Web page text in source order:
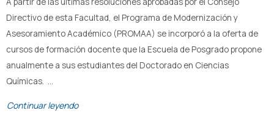
Directivo de esta Facultad, el Programa de Modernización y
Asesoramiento Académico (PROMAA) se incorporó a la oferta de
cursos de formación docente que la Escuela de Posgrado propone
anualmente a sus estudiantes del Doctorado en Ciencias
Químicas. …
Continuar leyendo